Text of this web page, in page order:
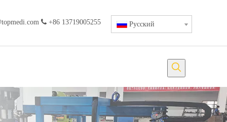
+86 13719005255 Pусский